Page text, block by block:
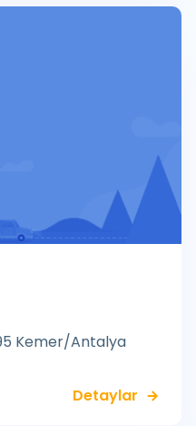
Kemer/Antalya
Detaylar